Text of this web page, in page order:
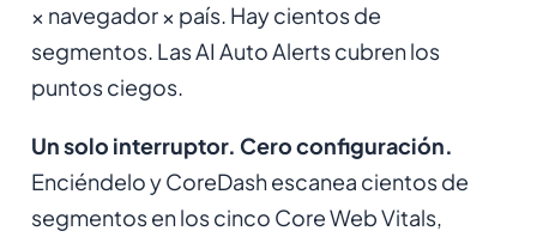
× navegador × país. Hay cientos de
segmentos. Las AI Auto Alerts cubren los
puntos ciegos.
Un solo interruptor. Cero configuración.
Enciéndelo y CoreDash escanea cientos de
segmentos en los cinco Core Web Vitals,